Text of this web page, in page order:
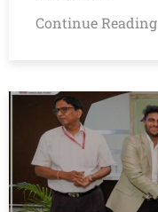
Continue Reading